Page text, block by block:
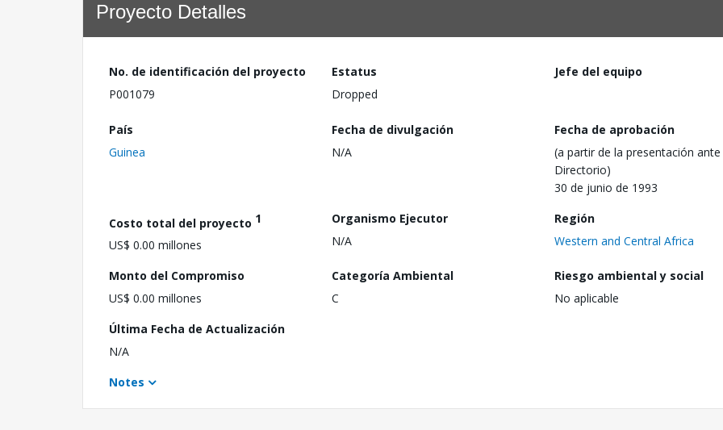
Proyecto Detalles
No. de identificación del proyecto
P001079
Estatus
Dropped
Jefe del equipo
País
Guinea
Fecha de divulgación
N/A
Fecha de aprobación
(a partir de la presentación ante
Directorio)
30 de junio de 1993
Costo total del proyecto 1
US$ 0.00 millones
Organismo Ejecutor
N/A
Región
Western and Central Africa
Monto del Compromiso
US$ 0.00 millones
Categoría Ambiental
C
Riesgo ambiental y social
No aplicable
Última Fecha de Actualización
N/A
Notes